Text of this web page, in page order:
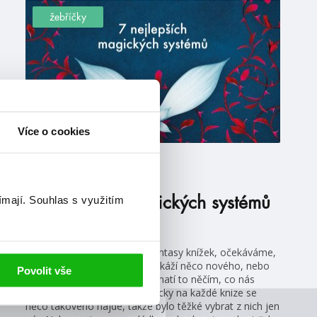
Více o cookies
Souhlas s využitím
Povolit vše
žebříčky
7 nejlepších magických systémů
Když se pouštíme do čtení fantasy knížek, očekáváme,
že autor nebo autorka nám ukáží něco nového, nebo
aspoň něco starého, ale obohatí to něčím, co nás
překvapí nebo vykolejí. Prakticky na každé knize se
něco takového najde, takže bylo těžké vybrat z nich jen